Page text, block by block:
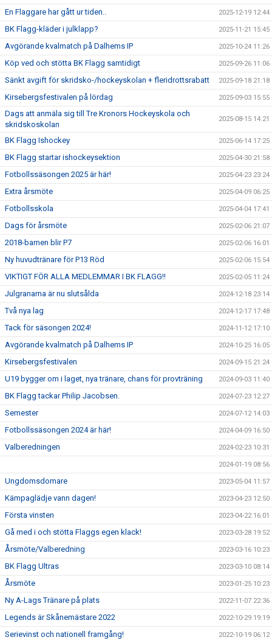
En Flaggare har gått ur tiden.. 2025-12-19 12:44
BK Flagg-kläder i julklapp? 2025-11-21 15:45
Avgörande kvalmatch på Dalhems IP 2025-10-24 11:26
Köp ved och stötta BK Flagg samtidigt 2025-09-26 11:06
Sänkt avgift för skridsko-/hockeyskolan + fleridrottsrabatt 2025-09-18 21:18
Kirsebergsfestivalen på lördag 2025-09-03 15:55
Dags att anmäla sig till Tre Kronors Hockeyskola och
skridskoskolan
2025-08-15 14:21
BK Flagg Ishockey 2025-06-14 17:25
BK Flagg startar ishockeysektion 2025-04-30 21:58
Fotbollssäsongen 2025 är här! 2025-04-23 23:24
Extra årsmöte 2025-04-09 06:25
Fotbollsskola 2025-04-04 17:41
Dags för årsmöte 2025-02-06 21:07
2018-barnen blir P7 2025-02-06 16:01
Ny huvudtränare för P13 Röd 2025-02-06 15:54
VIKTIGT FÖR ALLA MEDLEMMAR I BK FLAGG!! 2025-02-05 11:24
Julgranarna är nu slutsålda 2024-12-18 23:14
Två nya lag 2024-12-17 17:48
Tack för säsongen 2024! 2024-11-12 17:10
Avgörande kvalmatch på Dalhems IP 2024-10-25 16:05
Kirsebergsfestivalen 2024-09-15 21:24
U19 bygger om i laget, nya tränare, chans för provträning 2024-09-03 11:40
BK Flagg tackar Philip Jacobsen. 2024-07-23 12:27
Semester 2024-07-12 14:03
Fotbollssäsongen 2024 är här! 2024-04-09 16:50
Valberedningen 2024-02-23 10:31
2024-01-19 08:56
Ungdomsdomare 2023-05-04 11:57
Kämpaglädje vann dagen! 2023-04-23 12:50
Första vinsten 2023-04-22 16:01
Gå med i och stötta Flaggs egen klack! 2023-03-28 19:52
Årsmöte/Valberedning 2023-03-16 10:23
BK Flagg Ultras 2023-03-10 08:14
Årsmöte 2023-01-25 10:23
Ny A-Lags Tränare på plats 2022-11-07 22:36
Legends är Skånemästare 2022 2022-10-29 19:19
Serievinst och nationell framgång! 2022-10-19 06:12